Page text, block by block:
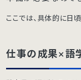
ここでは、具体的に日
仕事の成果×語